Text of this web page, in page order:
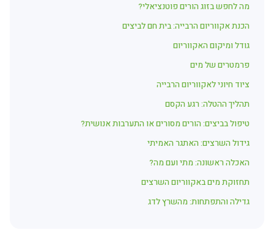
מה לחפש בזוג הורים פוטנציאלי?
הכנת אקווריום הרבייה: בית חם לביצים
גודל ומיקום האקווריום
פרמטרים של מים
ציוד חיוני לאקווריום הרבייה
תהליך ההטלה: רגע הקסם
טיפול בביצים: הורים מסורים או התערבות אנושית?
גידול השרצים: האתגר האמיתי
האכלה ראשונה: מתי ועם מה?
תחזוקת מים באקווריום השרצים
גדילה והתפתחות: מהשרץ לדג